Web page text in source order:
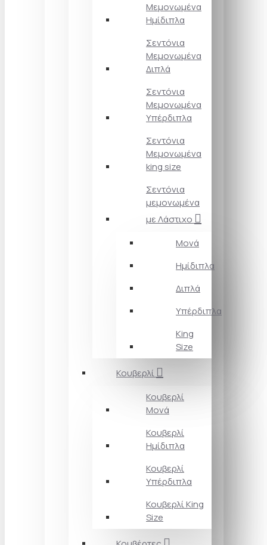
Μεμονωμένα
Ημίδιπλα
Σεντόνια
Μεμονωμένα
Διπλά
Σεντόνια
Μεμονωμένα
Υπέρδιπλα
Σεντόνια
Μεμονωμένα
king size
Σεντόνια
μεμονωμένα
με Λάστιχο
Μονά
Ημίδιπλα
Διπλά
Υπέρδιπλα
King
Size
Κουβερλί
Κουβερλί
Μονά
Κουβερλί
Ημίδιπλα
Κουβερλί
Υπέρδιπλα
Κουβερλί King
Size